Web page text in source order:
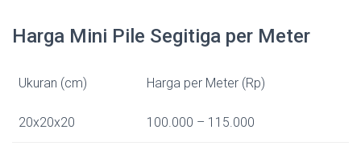
Harga Mini Pile Segitiga per Meter
Ukuran (cm) Harga per Meter (Rp)
20x20x20 100.000 – 115.000